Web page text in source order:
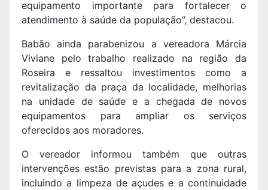
equipamento importante para fortalecer o
atendimento à saúde da população”, destacou.
Babão ainda parabenizou a vereadora Márcia
Viviane pelo trabalho realizado na região da
Roseira e ressaltou investimentos como a
revitalização da praça da localidade, melhorias
na unidade de saúde e a chegada de novos
equipamentos para ampliar os serviços
oferecidos aos moradores.
O vereador informou também que outras
intervenções estão previstas para a zona rural,
incluindo a limpeza de açudes e a continuidade